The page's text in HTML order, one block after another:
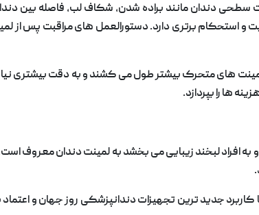
دندان مانند براده شدن، شکاف لب، فاصله بین
استحکام برتری دارد. دستورالعمل های مراقبت پس از
های متحرک بیشتر طول می کشند و به دقت بیشتری
ها را بپردازد.
لبخند زیبایی می بخشد به لمینت دندان معروف است.
تخصصی دندانپزشکی ماکان در زعفرانیه در سال 1401 با کاربرد جدید ترین تجهیزات